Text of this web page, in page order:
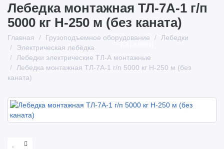
Каталоги
Лебедка монтажная ТЛ-7А-1 г/п
5000 кг Н-250 м (без каната)
Главная Грузоподъемное оборудование
Лебедки
Электрическая лебёдка
Лебедки электрические ТЛ-А монтажные
Лебедка монтажная ТЛ-7А-1 г/п 5000 кг Н-250 м (без
каната)